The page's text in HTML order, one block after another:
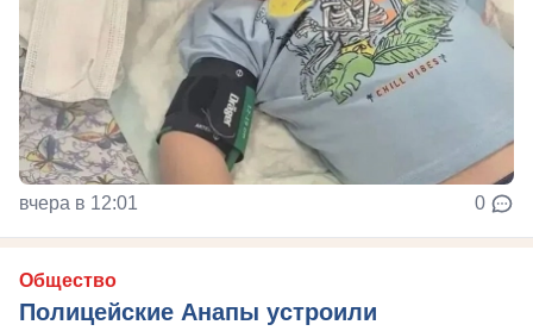
вчера в 12:01 0
Общество
Полицейские Анапы устроили